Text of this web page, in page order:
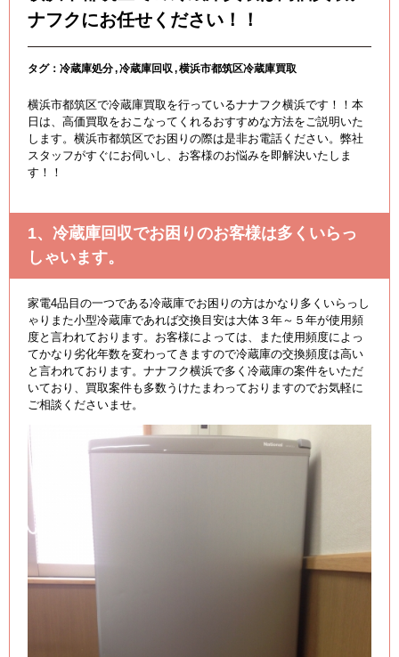
ナフクにお任せください！！
タグ： 冷蔵庫処分 冷蔵庫回収 横浜市都筑区冷蔵庫買取
横浜市都筑区で冷蔵庫買取を行っているナナフク横浜です！！本
日は、高価買取をおこなってくれるおすすめな方法をご説明いた
します。横浜市都筑区でお困りの際は是非お電話ください。弊社
スタッフがすぐにお伺いし、お客様のお悩みを即解決いたしま
す！！
1、冷蔵庫回収でお困りのお客様は多くいらっ
しゃいます。
家電4品目の一つである冷蔵庫でお困りの方はかなり多くいらっし
ゃりまた小型冷蔵庫であれば交換目安は大体３年～５年が使用頻
度と言われております。お客様によっては、また使用頻度によっ
てかなり劣化年数を変わってきますので冷蔵庫の交換頻度は高い
と言われております。ナナフク横浜で多く冷蔵庫の案件をいただ
いており、買取案件も多数うけたまわっておりますのでお気軽に
ご相談くださいませ。